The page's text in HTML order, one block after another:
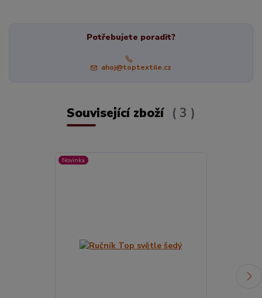
Potřebujete poradit?
ahoj@toptextile.cz
Související zboží 3
Novinka